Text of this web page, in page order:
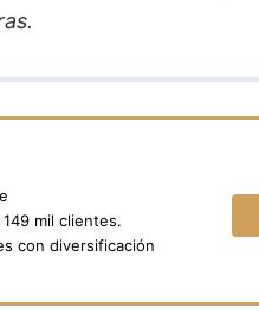
mil clientes.
con diversificación